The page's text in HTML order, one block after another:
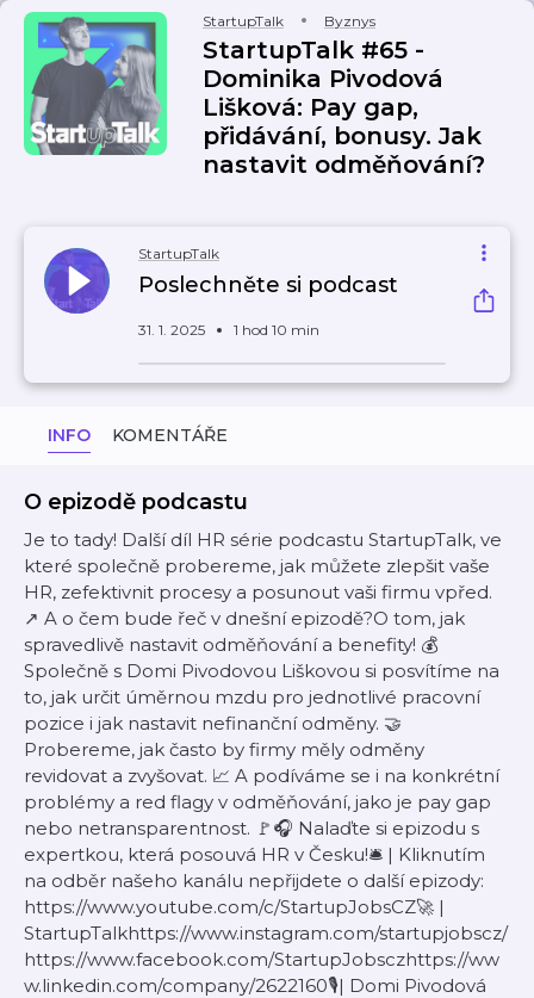
StartupTalk Byznys
StartupTalk #65 -
Dominika Pivodová
Lišková: Pay gap,
přidávání, bonusy. Jak
nastavit odměňování?
StartupTalk
Poslechněte si podcast
31. 1. 2025 1 hod 10 min
INFO KOMENTÁŘE
O epizodě podcastu
Je to tady! Další díl HR série podcastu StartupTalk, ve
které společně probereme, jak můžete zlepšit vaše
HR, zefektivnit procesy a posunout vaši firmu vpřed.
↗️ A o čem bude řeč v dnešní epizodě?O tom, jak
spravedlivě nastavit odměňování a benefity! 💰
Společně s Domi Pivodovou Liškovou si posvítíme na
to, jak určit úměrnou mzdu pro jednotlivé pracovní
pozice i jak nastavit nefinanční odměny. 🤝
Probereme, jak často by firmy měly odměny
revidovat a zvyšovat. 📈 A podíváme se i na konkrétní
problémy a red flagy v odměňování, jako je pay gap
nebo netransparentnost. 🚩🎧 Nalaďte si epizodu s
expertkou, která posouvá HR v Česku!🛎 | Kliknutím
na odběr našeho kanálu nepřijdete o další epizody:
https://www.youtube.com/c/StartupJobsCZ🚀 |
StartupTalkhttps://www.instagram.com/startupjobscz/
https://www.facebook.com/StartupJobsczhttps://ww
w.linkedin.com/company/2622160🎙| Domi Pivodová